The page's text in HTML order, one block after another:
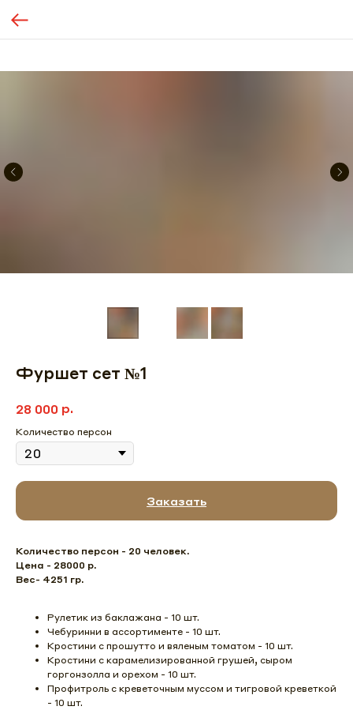
Фуршет сет №1
28 000 р.
Количество персон
Заказать
Количество персон - 20 человек.
Цена - 28000 р.
Вес- 4251 гр.
Рулетик из баклажана - 10 шт.
Чебуринни в ассортименте - 10 шт.
Кростини с прошутто и вяленым томатом - 10 шт.
Кростини с карамелизированной грушей, сыром
горгонзолла и орехом - 10 шт.
Профитроль с креветочным муссом и тигровой креветкой
- 10 шт.